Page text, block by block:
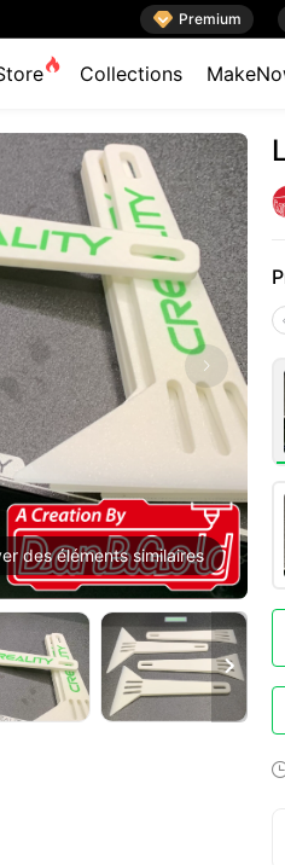
 Premium
 Collections
des éléments similaires
